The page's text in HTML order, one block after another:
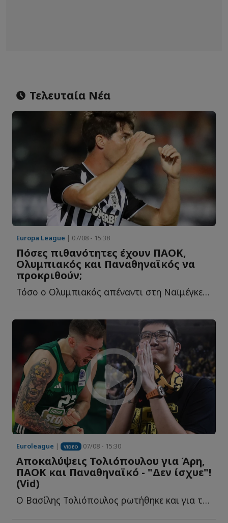
Τελευταία Νέα
Europa League | 07/08 - 15:38
Πόσες πιθανότητες έχουν ΠΑΟΚ,
Ολυμπιακός και Παναθηναϊκός να
προκριθούν;
Τόσο ο Ολυμπιακός απέναντι στη Ναϊμέγκεν, όσο και ο Π�...
Euroleague | VIDEO 07/08 - 15:30
Αποκαλύψεις Τολιόπουλου για Άρη,
ΠΑΟΚ και Παναθηναϊκό - "Δεν ίσχυε"!
(Vid)
Ο Βασίλης Τολιόπουλος ρωτήθηκε και για το αν η απόφασή τ...